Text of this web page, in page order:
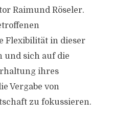
Raimund Röseler.
Flexibilität in dieser
und sich auf die
ihres
Vergabe von
zu fokussieren.